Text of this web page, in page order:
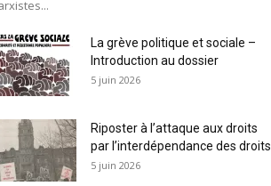
La grève politique et sociale –
Introduction au dossier
5 juin 2026
Riposter à l’attaque aux droits
par l’interdépendance des droits
5 juin 2026